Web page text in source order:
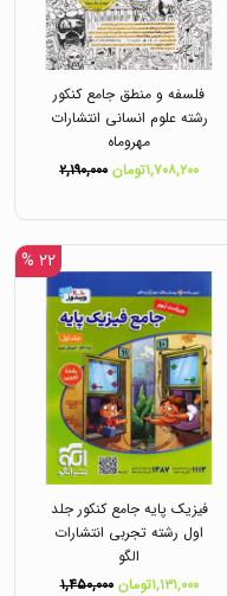
فلسفه و منطق جامع کنکور
رشته علوم انسانی انتشارات
مهروماه
۱,۷۰۸,۲۰۰تومان
۲,۱۹۰,۰۰۰
۲۲ %
فیزیک پایه جامع کنکور جلد
اول رشته تجربی انتشارات
الگو
۱,۱۳۱,۰۰۰تومان
۱,۴۵۰,۰۰۰